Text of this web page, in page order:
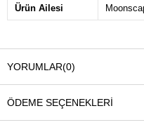
Ürün Ailesi
YORUMLAR(0)
ÖDEME SEÇENEKLERI